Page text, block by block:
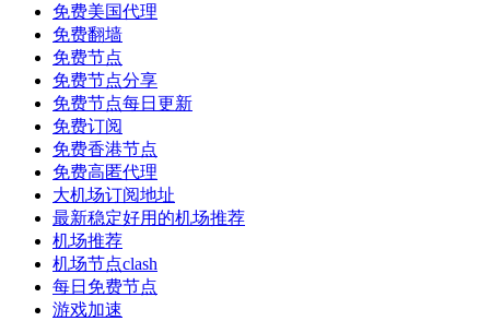
免费美国代理
免费翻墙
免费节点
免费节点分享
免费节点每日更新
免费订阅
免费香港节点
免费高匿代理
大机场订阅地址
最新稳定好用的机场推荐
机场推荐
机场节点clash
每日免费节点
游戏加速